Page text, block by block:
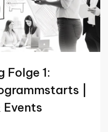
Folge 1:
|
Events